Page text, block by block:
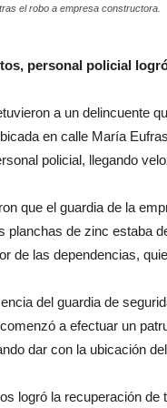
el robo a empresa constructora.
personal policial
a un delincuente
en calle María
policial, llegando
que el guardia de la
planchas de zinc estaba
de las dependencias,
del guardia de
a efectuar un
dar con la ubicación
logró la recuperación